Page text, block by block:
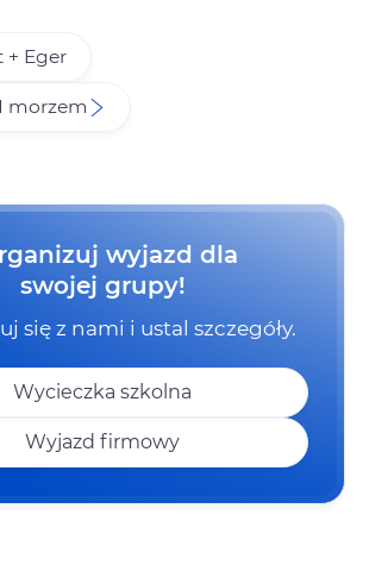
+ Eger
morzem
wyjazd dla
swojej grupy!
się z nami i ustal szczegóły.
Wycieczka szkolna
Wyjazd firmowy